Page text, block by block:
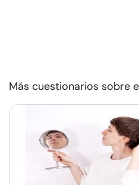
Más cuestionarios sobre